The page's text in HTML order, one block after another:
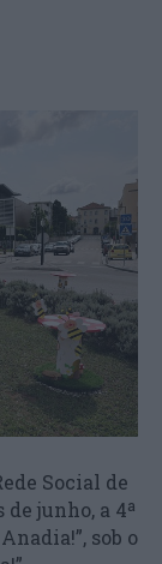
Social de
junho, a 4ª
sob o